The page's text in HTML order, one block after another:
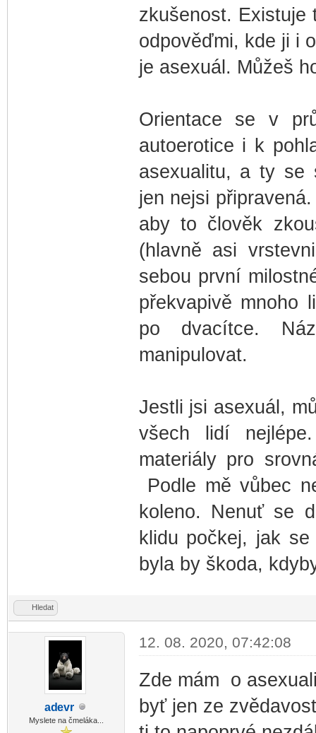
zkušenost. Existuje
odpověďmi, kde ji i
je asexuál. Můžeš
Orientace se v
autoerotice i k
asexualitu, a ty se
jen nejsi
aby to člověk
(hlavně asi
sebou první
překvapivě mnoho
po dvacítce.
manipulovat.
Jestli jsi asexuál,
všech lidí
materiály pro
Podle mě vůbec
koleno. Nenuť se
klidu počkej, jak
byla by škoda,
Hledat
adevr
Myslete na čmeláka...
12. 08. 2020, 07:42:08
Zde mám o
byť jen ze